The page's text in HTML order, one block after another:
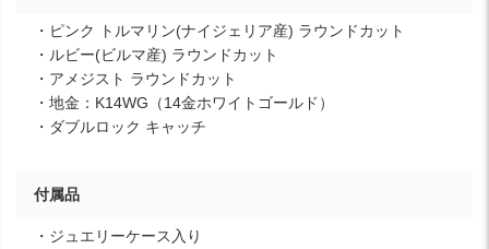
・ピンク トルマリン(ナイジェリア産) ラウンドカット
・ルビー(ビルマ産) ラウンドカット
・アメジスト ラウンドカット
・地金：K14WG（14金ホワイトゴールド）
・ダブルロック キャッチ
付属品
・ジュエリーケース入り